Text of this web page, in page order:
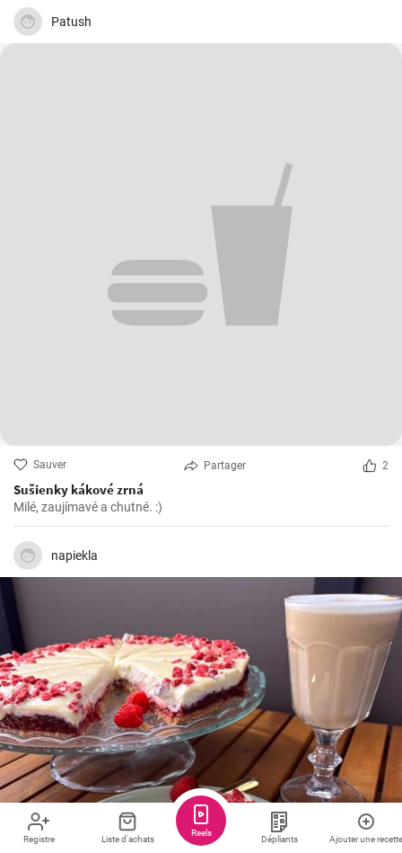
Patush
Sauver Partager 2
Sušienky kákové zrná
Milé, zaujímavé a chutné. :)
napiekla
Registre Liste d'achats Dépliants Ajouter une recette
Reels